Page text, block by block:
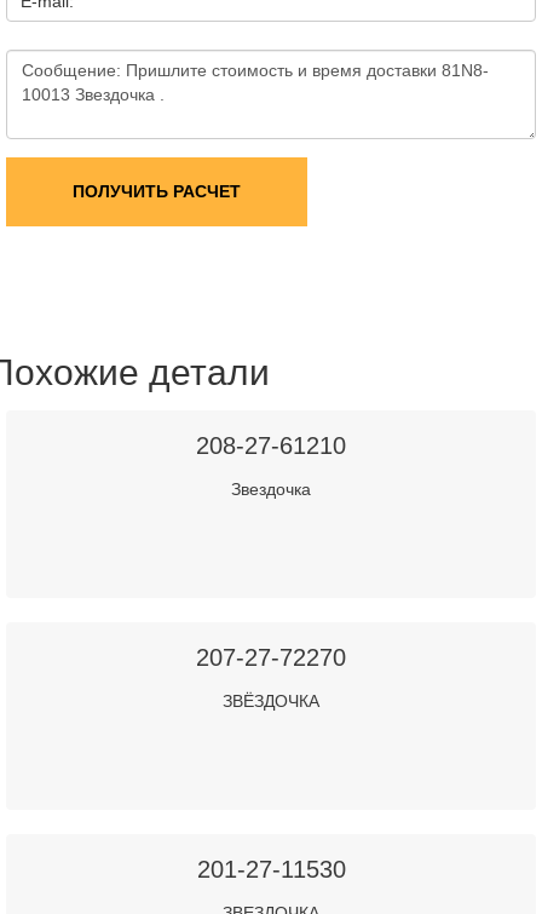
ПОЛУЧИТЬ РАСЧЕТ
детали
208-27-61210
Звездочка
207-27-72270
ЗВЁЗДОЧКА
201-27-11530